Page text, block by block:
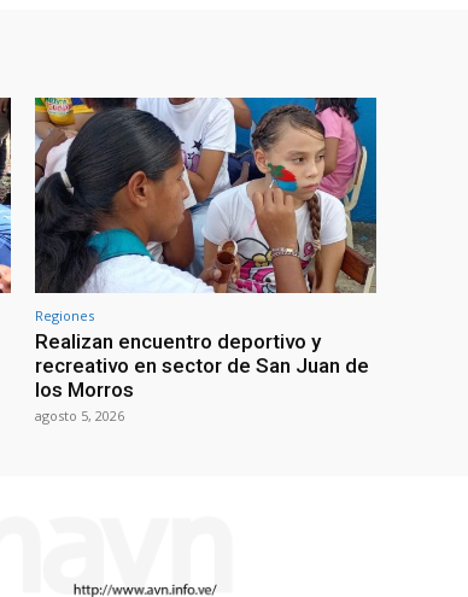
Regiones
Realizan encuentro deportivo y
recreativo en sector de San Juan de
los Morros
agosto 5, 2026